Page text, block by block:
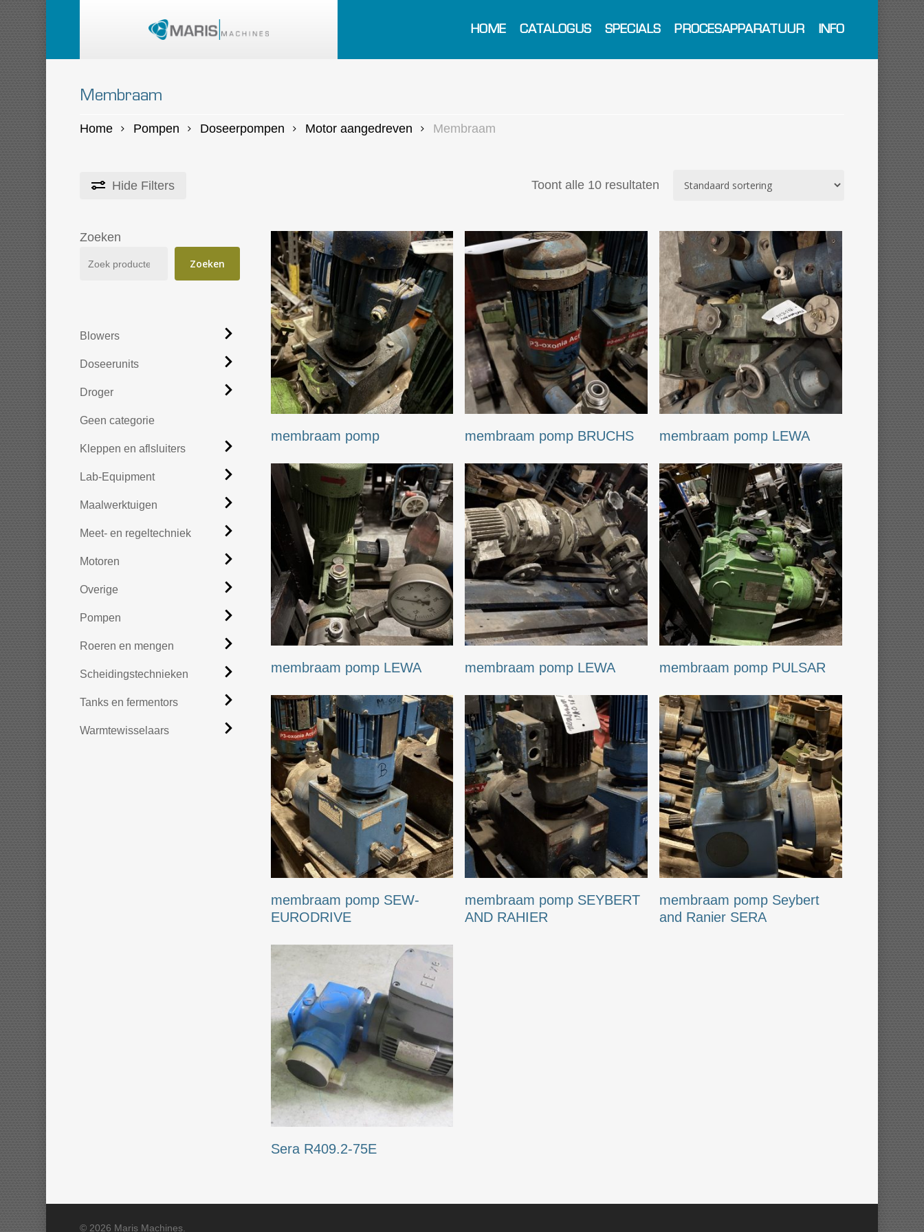
Skip
to
main
content
HOME CATALOGUS SPECIALS PROCESAPPARATUUR INFO
Membraam
Home Pompen Doseerpompen Motor aangedreven Membraam
Hide Filters Toont alle 10 resultaten
Zoeken
Zoeken
Blowers
Doseerunits
Droger
Geen categorie
Kleppen en aflsluiters
Lab-Equipment
Maalwerktuigen
Meet- en regeltechniek
Motoren
Overige
Pompen
Roeren en mengen
Scheidingstechnieken
Tanks en fermentors
Warmtewisselaars
membraam pomp membraam pomp BRUCHS membraam pomp LEWA
membraam pomp LEWA membraam pomp LEWA membraam pomp PULSAR
membraam pomp SEW-
EURODRIVE
membraam pomp SEYBERT
AND RAHIER
membraam pomp Seybert
and Ranier SERA
Sera R409.2-75E
© 2026 Maris Machines.